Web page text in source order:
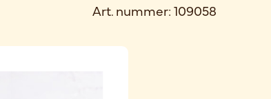
Art. nummer:109058